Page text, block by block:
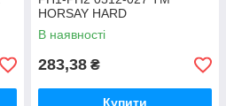
HORSAY HARD
В наявності
283,38 ₴
Купити